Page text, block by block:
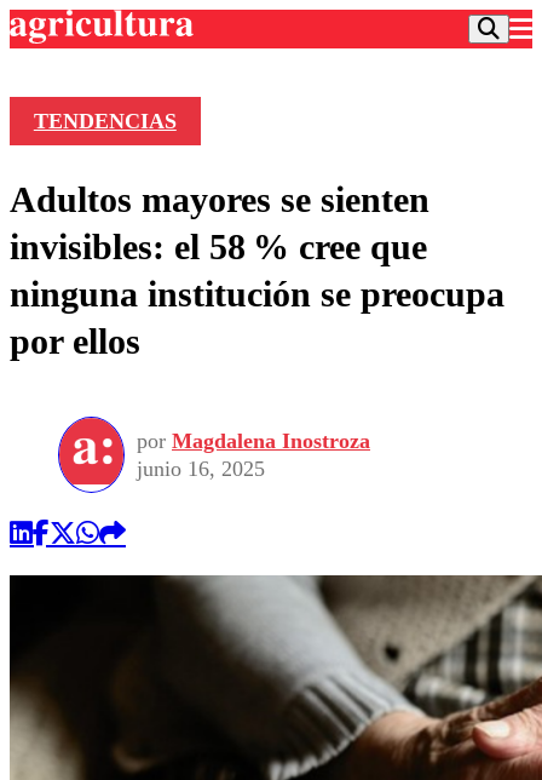
Frecuencias
Agricultura TV
Deportes
Colo Colo
Motor
Torneo Internacional
Torneo Nacional
Entretención
Internacional
Nacional
Vida Social
Programas
Comercial
TENDENCIAS
Adultos mayores se sienten
invisibles: el 58 % cree que
ninguna institución se preocupa
por ellos
por Magdalena Inostroza
junio 16, 2025